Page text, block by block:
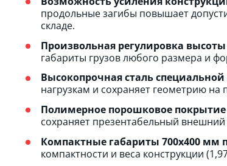
продольные загибы повышает
складе.
Произвольная регулировка высоты
габариты грузов любого размера и
Высокопрочная сталь
нагрузкам и сохраняет геометрию
Полимерное порошковое покрытие
сохраняет презентабельный
Компактные габариты 700х400 мм
компактности и веса конструкции